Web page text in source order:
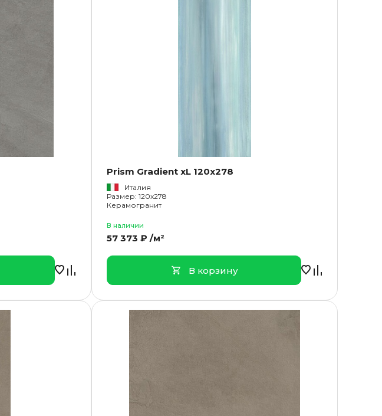
Prism Gradient xL 120x278
Италия
Размер: 120x278
Керамогранит
В наличии
57 373 ₽ /м²
В корзину